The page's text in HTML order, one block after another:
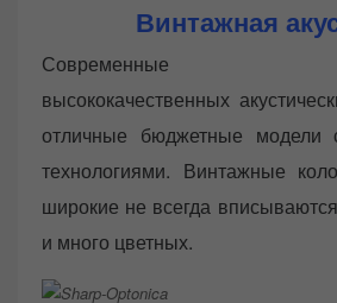
Винтажная
Современные
высококачественных
отличные бюджетные модели
технологиями. Винтажные
широкие не всегда
и много цветных.